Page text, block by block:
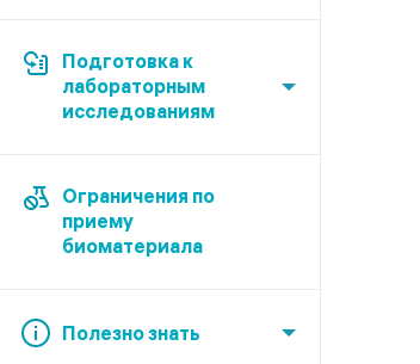
Подготовка к
лабораторным
исследованиям
Ограничения по
приему
биоматериала
Полезно знать